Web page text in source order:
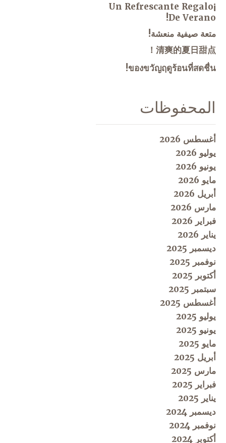
¡Un Refrescante Regalo
De Verano!
متعة صيفية منعشة!
清爽的夏日甜点！
ของขวัญฤดูร้อนที่สดชื่น!
المحفوظات
أغسطس 2026
يوليو 2026
يونيو 2026
مايو 2026
أبريل 2026
مارس 2026
فبراير 2026
يناير 2026
ديسمبر 2025
نوفمبر 2025
أكتوبر 2025
سبتمبر 2025
أغسطس 2025
يوليو 2025
يونيو 2025
مايو 2025
أبريل 2025
مارس 2025
فبراير 2025
يناير 2025
ديسمبر 2024
نوفمبر 2024
أكتوبر 2024